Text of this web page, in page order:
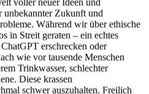
Zukunft und
Während wir über ethische
in Streit geraten – ein echtes
erschrecken oder
wie vor tausende Menschen
Trinkwasser, schlechter
Diese krassen
schwer auszuhalten. Freilich